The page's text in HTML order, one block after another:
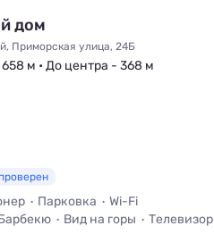
дом
Приморская улица, 24Б
м • До центра - 368 м
Парковка
Wi-Fi
Вид на горы
Телевизор